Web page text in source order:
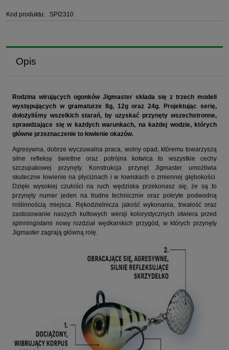
Kod produktu: SPI2310
Opis
Rodzina wirujących ogonków Jigmaster składa się z trzech modeli
występujących w gramaturze 8g, 12g oraz 24g. Projektując serię,
dołożyliśmy wszelkich starań, by uzyskać przynęty wszechstronne,
sprawdzające się w każdych warunkach, na każdej wodzie, których
główne przeznaczenie to łowienie okazów.
Agresywna, dobrze wyczuwalna praca, wolny opad, któremu towarzyszą
silne refleksy świetlne oraz potrójna kotwica to wszystkie cechy
szczupakowej przynęty. Konstrukcja przynęt Jigmaster umożliwia
skuteczne łowienie na płyciznach i w łowiskach o zmiennej głębokości.
Dzięki wysokiej czułości na ruch wędziska przekonasz się, że są to
przynęty numer jeden na trudne technicznie oraz pokryte podwodną
roślinnością miejsca. Rękodzielnicza jakość wykonania, trwałość oraz
zastosowanie naszych kultowych wersji kolorystycznych otwiera przed
spinningistami nowy rozdział wędkarskich przygód, w których przynęty
Jigmaster zagrają główną rolę.